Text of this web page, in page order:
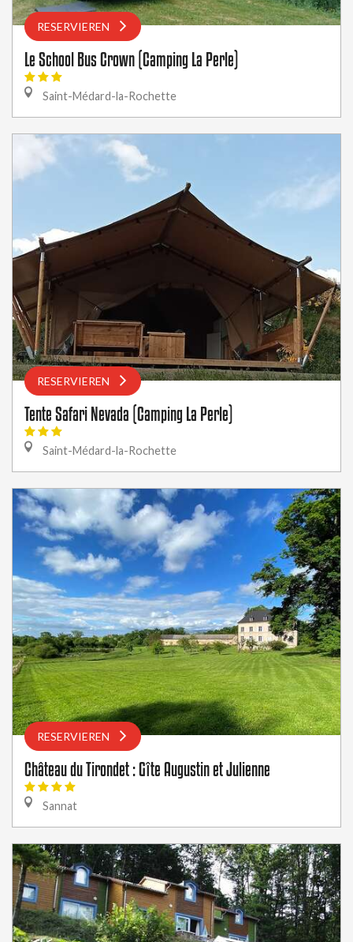
RESERVIEREN
Le School Bus Crown (Camping La Perle)
Saint-Médard-la-Rochette
RESERVIEREN
Tente Safari Nevada (Camping La Perle)
Saint-Médard-la-Rochette
RESERVIEREN
Château du Tirondet : Gîte Augustin et Julienne
Sannat